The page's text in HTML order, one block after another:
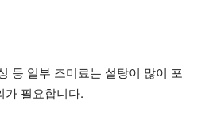
등 일부 조미료는 설탕이 많이 포
가 필요합니다.